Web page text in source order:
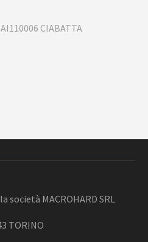
CIABATTA
società MACROHARD SRL
TORINO